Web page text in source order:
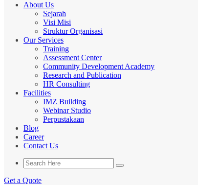
About Us
Sejarah
Visi Misi
Struktur Organisasi
Our Services
Training
Assessment Center
Community Development Academy
Research and Publication
HR Consulting
Facilities
IMZ Building
Webinar Studio
Perpustakaan
Blog
Career
Contact Us
Get a Quote